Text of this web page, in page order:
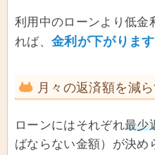
利用中のローンより低金
れば、金利が下がります
月々の返済額を減
ローンにはそれぞれ最少
ばならない金額）が決め